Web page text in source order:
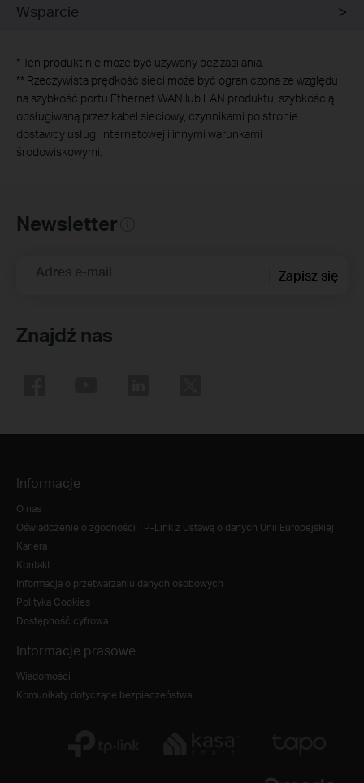
Wsparcie
* Ten produkt nie może być używany bez zasilania.
** Rzeczywista prędkość sieci może być ograniczona ze względu
na szybkość portu Ethernet WAN lub LAN produktu, szybkością
obsługiwaną przez kabel sieciowy, czynnikami po stronie
dostawcy usługi internetowej i innymi warunkami
środowiskowymi.
Newsletter
Adres e-mail Zapisz się
Znajdź nas
Informacje
O nas
Oświadczenie o zgodności TP-Link z Ustawą o danych Unii Europejskiej
Kariera
Kontakt
Informacja o przetwarzaniu danych osobowych
Polityka Cookies
Dostępność cyfrowa
Informacje prasowe
Wiadomości
Komunikaty dotyczące bezpieczeństwa